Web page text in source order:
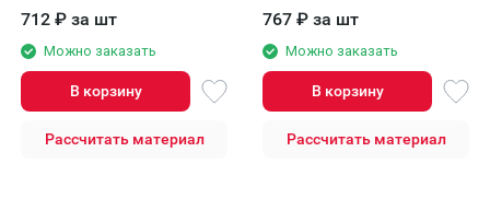
712 ₽ за шт
Можно заказать
В корзину
Рассчитать материал
767 ₽ за шт
Можно заказать
В корзину
Рассчитать материал